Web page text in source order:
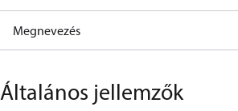
Megnevezés
Általános jellemzők